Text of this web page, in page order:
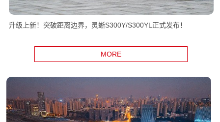
升级上新！突破距离边界，灵蜥S300Y/S300YL正式发布！
MORE